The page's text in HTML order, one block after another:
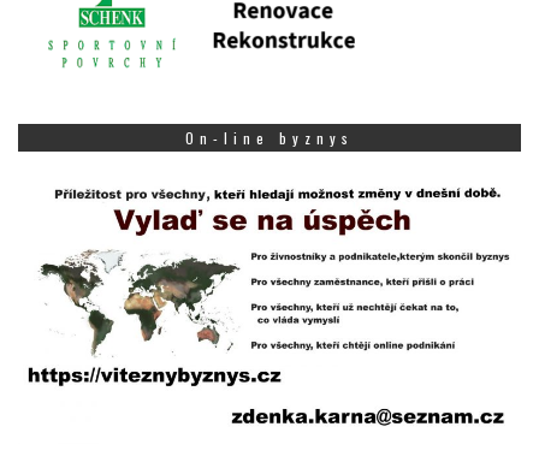
On-line byznys